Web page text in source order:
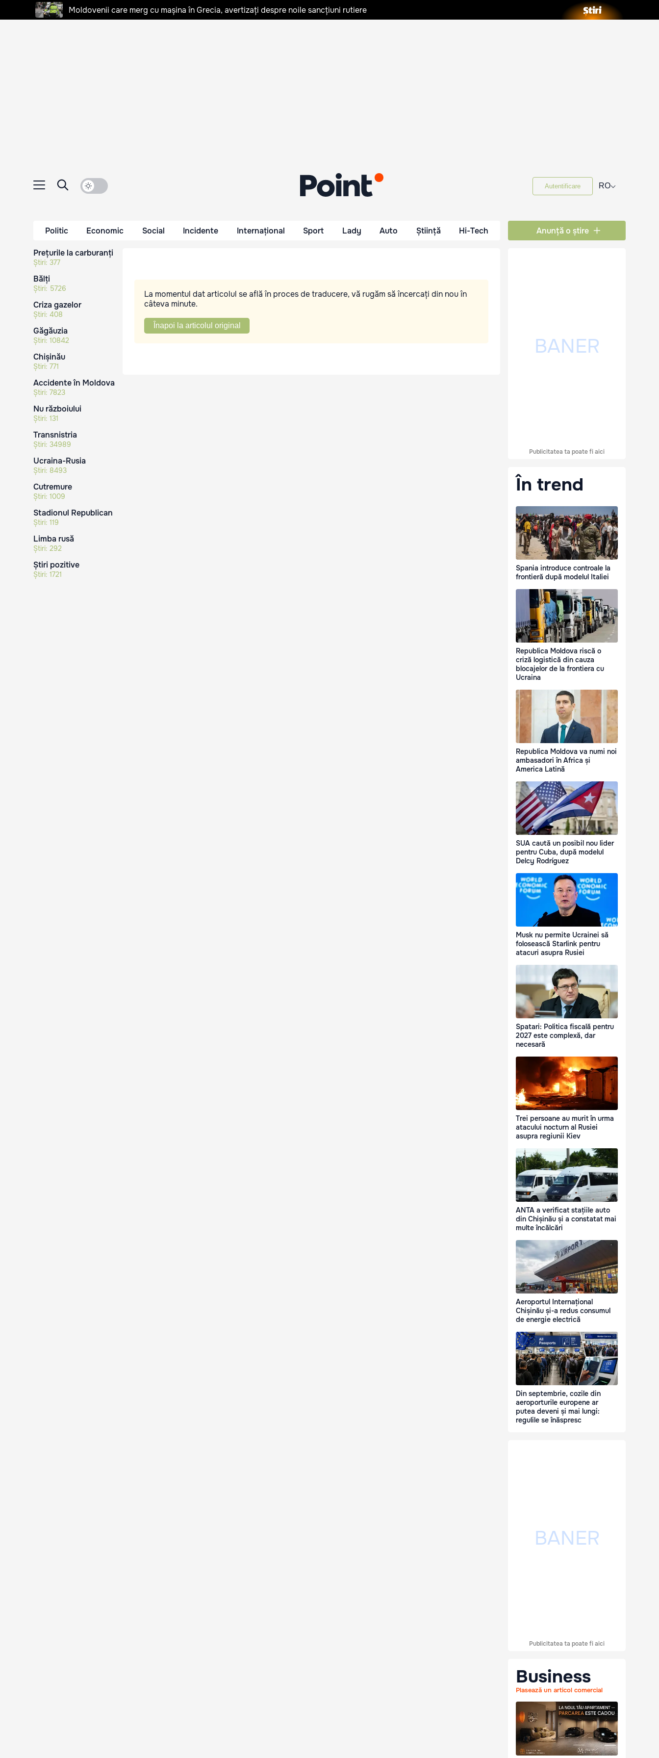
Moldovenii care merg cu mașina în Grecia, avertizați despre noile sancțiuni rutiere
Autentificare RO⌵
Politic Economic Social Incidente Internațional Sport Lady Auto Știință Hi-Tech Anunță o știre
Prețurile la carburanți
Știri: 377
Bălți
Știri: 5726
Criza gazelor
Știri: 408
Găgăuzia
Știri: 10842
Chișinău
Știri: 771
Accidente în Moldova
Știri: 7823
Nu războiului
Știri: 131
Transnistria
Știri: 34989
Ucraina-Rusia
Știri: 8493
Cutremure
Știri: 1009
Stadionul Republican
Știri: 119
Limba rusă
Știri: 292
Știri pozitive
Știri: 1721
La momentul dat articolul se află în proces de traducere, vă rugăm să încercați din nou în
câteva minute.
Înapoi la articolul original
Publicitatea ta poate fi aici
În trend
Spania introduce controale la
frontieră după modelul Italiei
Republica Moldova riscă o
criză logistică din cauza
blocajelor de la frontiera cu
Ucraina
Republica Moldova va numi noi
ambasadori în Africa și
America Latină
SUA caută un posibil nou lider
pentru Cuba, după modelul
Delcy Rodríguez
Musk nu permite Ucrainei să
folosească Starlink pentru
atacuri asupra Rusiei
Spatari: Politica fiscală pentru
2027 este complexă, dar
necesară
Trei persoane au murit în urma
atacului nocturn al Rusiei
asupra regiunii Kiev
ANTA a verificat stațiile auto
din Chișinău și a constatat mai
multe încălcări
Aeroportul Internațional
Chișinău și-a redus consumul
de energie electrică
Din septembrie, cozile din
aeroporturile europene ar
putea deveni și mai lungi:
regulile se înăspresc
Publicitatea ta poate fi aici
Business
Plasează un articol comercial